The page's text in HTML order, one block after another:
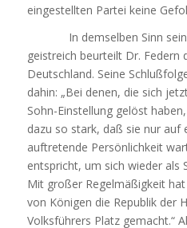
eingestellten Partei keine
In demselben Sinn
geistreich beurteilt Dr. Federn
Deutschland. Seine
dahin: „Bei denen, die sich
Sohn-Einstellung gelöst
dazu so stark, daß sie nur auf
auftretende Persönlichkeit
entspricht, um sich wieder als
Mit großer Regelmäßigkeit
von Königen die Republik der
Volksführers Platz gemacht.“